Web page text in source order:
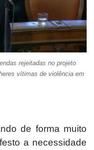
rejeitadas no projeto
vítimas de violência em
de forma muito
a necessidade